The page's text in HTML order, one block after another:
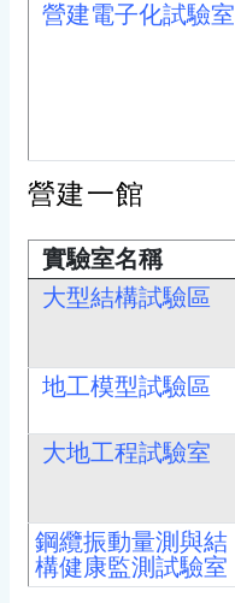
營建電子化試驗室
營建一館
實驗室名稱
大型結構試驗區
地工模型試驗區
大地工程試驗室
鋼纜振動量測與結
構健康監測試驗室